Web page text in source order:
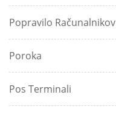
Popravilo Računalnikov
Poroka
Pos Terminali